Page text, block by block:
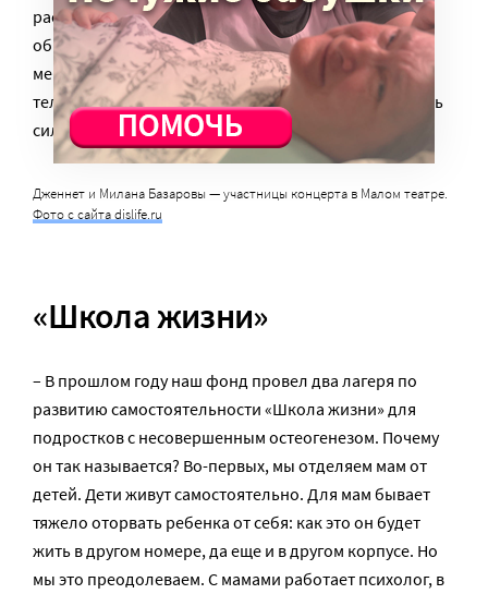
рассказывает, какой жизнью она живет: учится в
обычной школе, рисует, активно участвует в
мероприятиях разных фондов, занимается в кружке
тележурналистики, у нее много увлечений. Это очень
сильно влияет на школьников, мотивирует их.
Дженнет и Милана Базаровы — участницы концерта в Малом театре.
Фото с сайта dislife.ru
«Школа жизни»
– В прошлом году наш фонд провел два лагеря по
развитию самостоятельности «Школа жизни» для
подростков с несовершенным остеогенезом. Почему
он так называется? Во-первых, мы отделяем мам от
детей. Дети живут самостоятельно. Для мам бывает
тяжело оторвать ребенка от себя: как это он будет
жить в другом номере, да еще и в другом корпусе. Но
мы это преодолеваем. С мамами работает психолог, в